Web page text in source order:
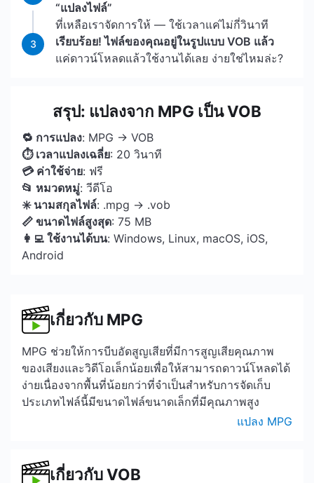
“แปลงไฟล์”
ที่เหลือเราจัดการให้ — ใช้เวลาแค่ไม่กี่วินาที
3
เรียบร้อย! ไฟล์ของคุณอยู่ในรูปแบบ VOB แล้ว
แค่ดาวน์โหลดแล้วใช้งานได้เลย ง่ายใช่ไหมล่ะ?
สรุป: แปลงจาก MPG เป็น VOB
🔁 การแปลง: MPG → VOB
⏱ เวลาแปลงเฉลี่ย: 20 วินาที
💳 ค่าใช้จ่าย: ฟรี
📂 หมวดหมู่: วีดีโอ
✳️ นามสกุลไฟล์: .mpg → .vob
📏 ขนาดไฟล์สูงสุด: 75 MB
👩‍💻 ใช้งานได้บน: Windows, Linux, macOS, iOS,
Android
เกี่ยวกับ MPG
MPG ช่วยให้การบีบอัดสูญเสียที่มีการสูญเสียคุณภาพ
ของเสียงและวิดีโอเล็กน้อยเพื่อให้สามารถดาวน์โหลดได้
ง่ายเนื่องจากพื้นที่น้อยกว่าที่จำเป็นสำหรับการจัดเก็บ
ประเภทไฟล์นี้มีขนาดไฟล์ขนาดเล็กที่มีคุณภาพสูง
แปลง MPG
เกี่ยวกับ VOB